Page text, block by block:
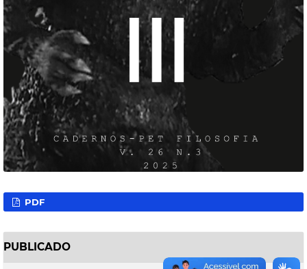
PDF
PUBLICADO